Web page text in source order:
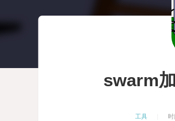
swarm
工具